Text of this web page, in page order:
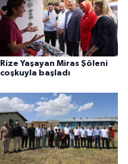
Rize Yaşayan Miras Şöleni
coşkuyla başladı